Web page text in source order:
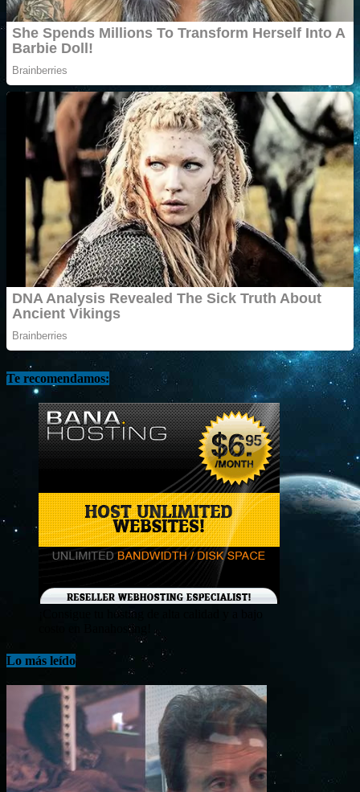
Te recomendamos:
¡Consigue tu hosting de alta calidad y a bajo
costo en Banahosting!
Lo más leído